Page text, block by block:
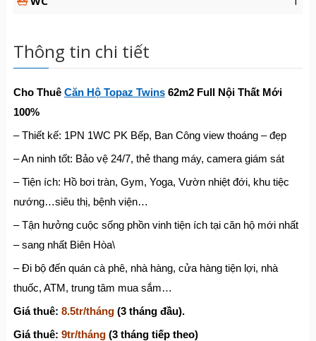
Thông tin chi tiết
Cho Thuê Căn Hộ Topaz Twins62m2 Full Nội Thất Mới
100%
– Thiết kế: 1PN 1WC PK Bếp, Ban Công view thoáng – đẹp
– An ninh tốt: Bảo vệ 24/7, thẻ thang máy, camera giám sát
– Tiện ích: Hồ bơi tràn, Gym, Yoga, Vườn nhiệt đới, khu tiệc
nướng…siêu thị, bệnh viện…
– Tận hưởng cuộc sống phồn vinh tiện ích tại căn hộ mới nhất
– sang nhất Biên Hòa\
– Đi bộ đến quán cà phê, nhà hàng, cửa hàng tiện lợi, nhà
thuốc, ATM, trung tâm mua sắm…
Giá thuê: 8.5tr/tháng(3 tháng đầu).
Giá thuê: 9tr/tháng(3 tháng tiếp theo)